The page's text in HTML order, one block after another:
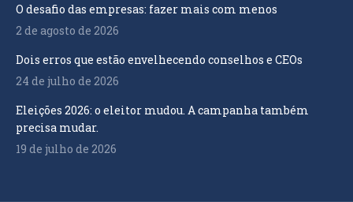
O desafio das empresas: fazer mais com menos
2 de agosto de 2026
Dois erros que estão envelhecendo conselhos e CEOs
24 de julho de 2026
Eleições 2026: o eleitor mudou. A campanha também
precisa mudar.
19 de julho de 2026